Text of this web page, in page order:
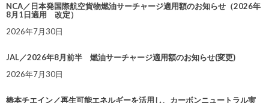
NCA／日本発国際航空貨物燃油サーチャージ適用額のお知らせ（2026年
8月1日適用 改定）
2026年7月30日
JAL／2026年8月前半 燃油サーチャージ適用額のお知らせ(変更)
2026年7月30日
椿本チエイン／再生可能エネルギーを活用し、カーボンニュートラル実